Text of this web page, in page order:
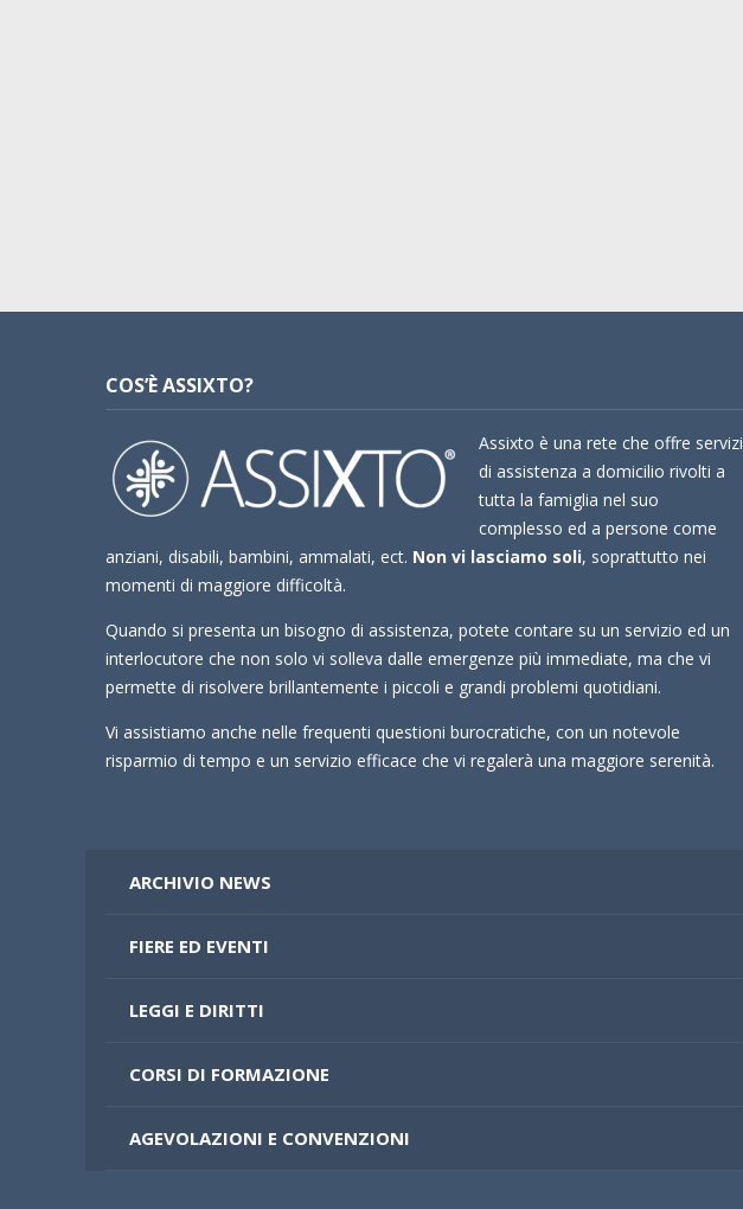
COS’È ASSIXTO?
Assixto è una rete che offre servizi
di assistenza a domicilio rivolti a
tutta la famiglia nel suo
complesso ed a persone come
anziani, disabili, bambini, ammalati, ect. Non vi lasciamo soli, soprattutto nei
momenti di maggiore difficoltà.
Quando si presenta un bisogno di assistenza, potete contare su un servizio ed un
interlocutore che non solo vi solleva dalle emergenze più immediate, ma che vi
permette di risolvere brillantemente i piccoli e grandi problemi quotidiani.
Vi assistiamo anche nelle frequenti questioni burocratiche, con un notevole
risparmio di tempo e un servizio efficace che vi regalerà una maggiore serenità.
ARCHIVIO NEWS
FIERE ED EVENTI
LEGGI E DIRITTI
CORSI DI FORMAZIONE
AGEVOLAZIONI E CONVENZIONI